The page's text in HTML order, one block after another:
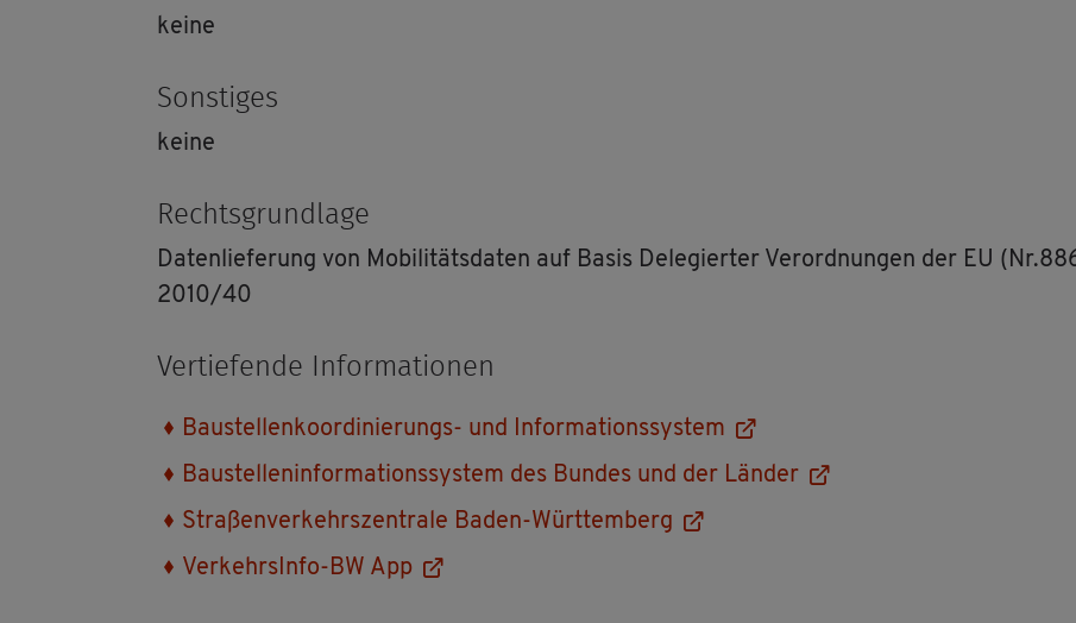
keine
Sons­ti­ges
keine
Rechts­grund­la­ge
Da­ten­lie­fe­rung von Mo­bi­li­täts­da­ten auf Basis De­le­gier­ter Ver­ord­nun­gen der EU
2010/40
Ver­tie­fen­de In­for­ma­tio­nen
Bau­stel­len­ko­or­di­nie­rungs- und In­for­ma­ti­ons­sys­tem
Bau­stel­len­in­for­ma­ti­ons­sys­tem des Bun­des und der Län­der
Stra­ßen­ver­kehrs­zen­tra­le Baden-Würt­tem­berg
Ver­kehrs­In­fo-BW App